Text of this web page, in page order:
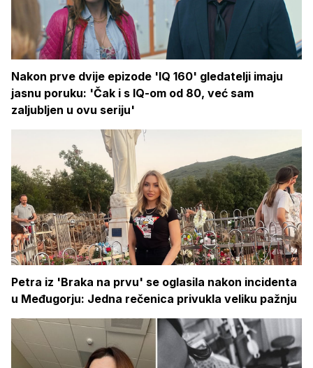
Nakon prve dvije epizode 'IQ 160' gledatelji imaju
jasnu poruku: 'Čak i s IQ-om od 80, već sam
zaljubljen u ovu seriju'
Petra iz 'Braka na prvu' se oglasila nakon incidenta
u Međugorju: Jedna rečenica privukla veliku pažnju